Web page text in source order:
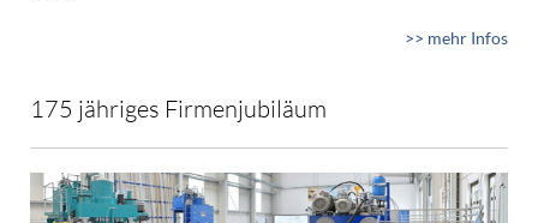
>> mehr Infos
175 jähriges Firmenjubiläum